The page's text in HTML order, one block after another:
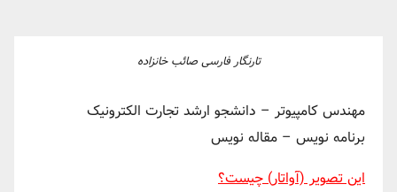
تارنگار فارسی صائب خانزاده
مهندس کامپیوتر – دانشجو ارشد تجارت الکترونیک
برنامه نویس – مقاله نویس
این تصویر (آواتار) چیست؟